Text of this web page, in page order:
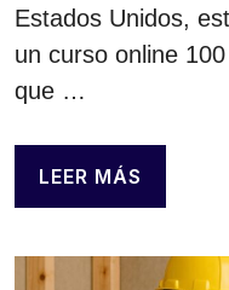
Estados Unidos,
un curso online
que …
LEER MÁS